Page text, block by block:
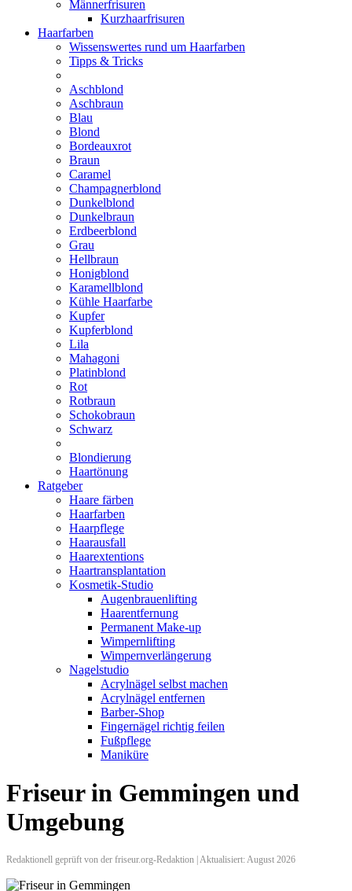
Männerfrisuren
Kurzhaarfrisuren
Haarfarben
Wissenswertes rund um Haarfarben
Tipps & Tricks
Aschblond
Aschbraun
Blau
Blond
Bordeauxrot
Braun
Caramel
Champagnerblond
Dunkelblond
Dunkelbraun
Erdbeerblond
Grau
Hellbraun
Honigblond
Karamellblond
Kühle Haarfarbe
Kupfer
Kupferblond
Lila
Mahagoni
Platinblond
Rot
Rotbraun
Schokobraun
Schwarz
Blondierung
Haartönung
Ratgeber
Haare färben
Haarfarben
Haarpflege
Haarausfall
Haarextentions
Haartransplantation
Kosmetik-Studio
Augenbrauenlifting
Haarentfernung
Permanent Make-up
Wimpernlifting
Wimpernverlängerung
Nagelstudio
Acrylnägel selbst machen
Acrylnägel entfernen
Barber-Shop
Fingernägel richtig feilen
Fußpflege
Maniküre
Friseur in Gemmingen und
Umgebung
Redaktionell geprüft von der friseur.org-Redaktion | Aktualisiert: August 2026